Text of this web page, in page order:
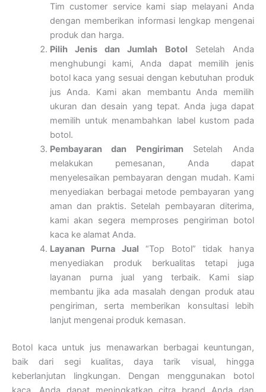
Tim customer service kami siap melayani Anda
dengan memberikan informasi lengkap mengenai
produk dan harga.
Pilih Jenis dan Jumlah Botol Setelah Anda
menghubungi kami, Anda dapat memilih jenis
botol kaca yang sesuai dengan kebutuhan produk
jus Anda. Kami akan membantu Anda memilih
ukuran dan desain yang tepat. Anda juga dapat
memilih untuk menambahkan label kustom pada
botol.
Pembayaran dan PengirimanSetelah Anda
melakukan pemesanan, Anda dapat
menyelesaikan pembayaran dengan mudah. Kami
menyediakan berbagai metode pembayaran yang
aman dan praktis. Setelah pembayaran diterima,
kami akan segera memproses pengiriman botol
kaca ke alamat Anda.
Layanan Purna Jual “Top Botol” tidak hanya
menyediakan produk berkualitas tetapi juga
layanan purna jual yang terbaik. Kami siap
membantu jika ada masalah dengan produk atau
pengiriman, serta memberikan konsultasi lebih
lanjut mengenai produk kemasan.
Botol kaca untuk jus menawarkan berbagai keuntungan,
baik dari segi kualitas, daya tarik visual, hingga
keberlanjutan lingkungan. Dengan menggunakan botol